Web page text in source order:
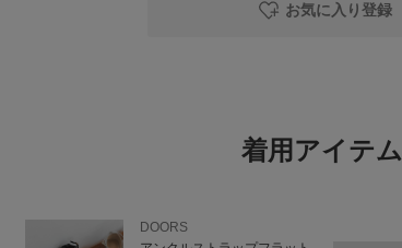
お気に入り登録
着用アイテム
DOORS